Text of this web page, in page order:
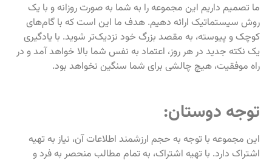
ما تصمیم داریم این مجموعه را به شما به صورت روزانه و با یک
روش سیستماتیک ارائه دهیم. هدف ما این است که با گام‌های
کوچک و پیوسته، به مقصد بزرگ خود نزدیک‌تر شوید. با یادگیری
یک نکته جدید در هر روز، اعتماد به نفس شما بالا خواهد آمد و در
راه موفقیت، هیچ چالشی برای شما سنگین نخواهد بود.
توجه دوستان:
این مجموعه با توجه به حجم ارزشمند اطلاعات آن، نیاز به تهیه
اشتراک دارد. با تهیه اشتراک، به تمام مطالب منحصر به فرد و